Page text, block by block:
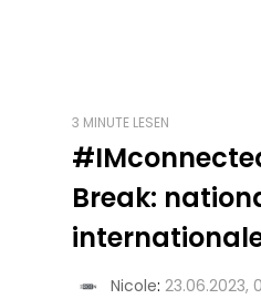
3 MINUTE LESEN
Break:
Nicole: 23.06.2023,